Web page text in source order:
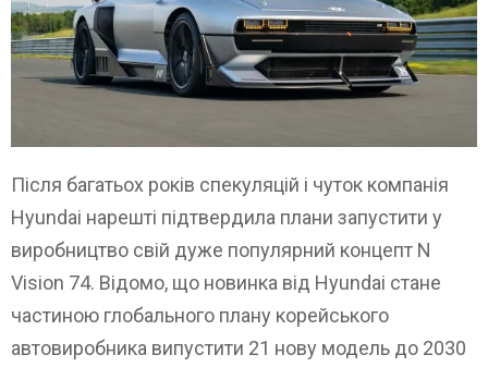
Після багатьох років спекуляцій і чуток компанія
Hyundai нарешті підтвердила плани запустити у
виробництво свій дуже популярний концепт N
Vision 74. Відомо, що новинка від Hyundai стане
частиною глобального плану корейського
автовиробника випустити 21 нову модель до 2030